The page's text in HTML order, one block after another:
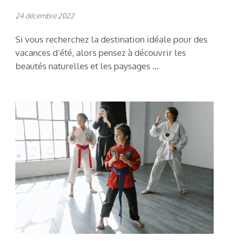
24 décembre 2022
Si vous recherchez la destination idéale pour des
vacances d’été, alors pensez à découvrir les
beautés naturelles et les paysages …